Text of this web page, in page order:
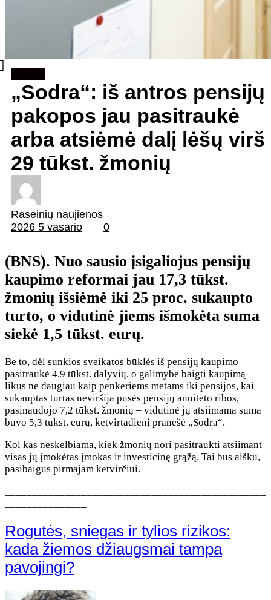
„Sodra“: iš antros pensijų
pakopos jau pasitraukė
arba atsiėmė dalį lėšų virš
29 tūkst. žmonių
Raseinių naujienos
2026 5 vasario
0
(BNS). Nuo sausio įsigaliojus pensijų
kaupimo reformai jau 17,3 tūkst.
žmonių išsiėmė iki 25 proc. sukaupto
turto, o vidutinė jiems išmokėta suma
siekė 1,5 tūkst. eurų.
Be to, dėl sunkios sveikatos būklės iš pensijų kaupimo
pasitraukė 4,9 tūkst. dalyvių, o galimybe baigti kaupimą
likus ne daugiau kaip penkeriems metams iki pensijos, kai
sukauptas turtas neviršija pusės pensijų anuiteto ribos,
pasinaudojo 7,2 tūkst. žmonių – vidutinė jų atsiimama suma
buvo 5,3 tūkst. eurų, ketvirtadienį pranešė „Sodra“.
Kol kas neskelbiama, kiek žmonių nori pasitraukti atsiimant
visas jų įmokėtas įmokas ir investicinę grąžą. Tai bus aišku,
pasibaigus pirmajam ketvirčiui.
Rogutės, sniegas ir tylios rizikos:
kada žiemos džiaugsmai tampa
pavojingi?